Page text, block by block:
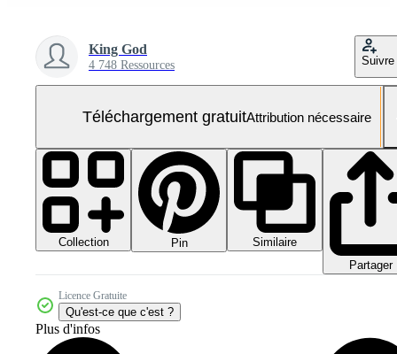
King God
4 748 Ressources Suivre
Téléchargement gratuitAttribution nécessaire
Collection Pin
Similaire
Partager
Licence Gratuite
Qu'est-ce que c'est ?
Plus d'infos